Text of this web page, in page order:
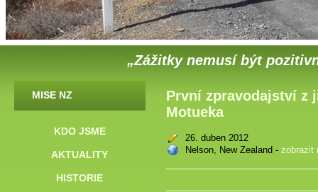
„Zážitky nemusí být
MISE NZ
KDO JSME
AKTUALITY
HISTORIE
První zpravodajství z
Motueka
26. duben 2012
Nelson, New Zealand - zobrazit